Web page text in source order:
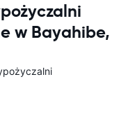
w Bayahibe,